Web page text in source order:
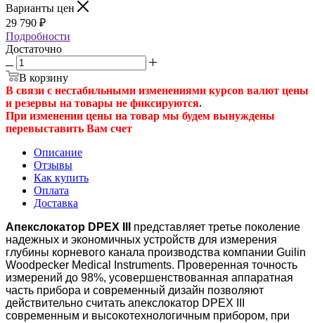
Варианты цен
29 790 ₽
Подробности
Достаточно
В корзину
В связи с нестабильными изменениями курсов валют цены
и резервы на товары не фиксируются.
При изменении цены на товар мы будем вынуждены
перевыставить Вам счет
Описание
Отзывы
Как купить
Оплата
Доставка
Апекслокатор DPEX III
представляет третье поколение
надежных и экономичных устройств для измерения
глубины корневого канала производства компании Guilin
Woodpecker Medical Instruments. Проверенная точность
измерений до 98%, усовершенствованная аппаратная
часть прибора и современный дизайн позволяют
действительно считать апекслокатор DPEX III
современным и высокотехнологичным прибором, при